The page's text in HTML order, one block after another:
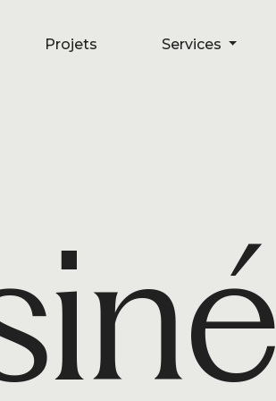
Projets Services
Projets Services